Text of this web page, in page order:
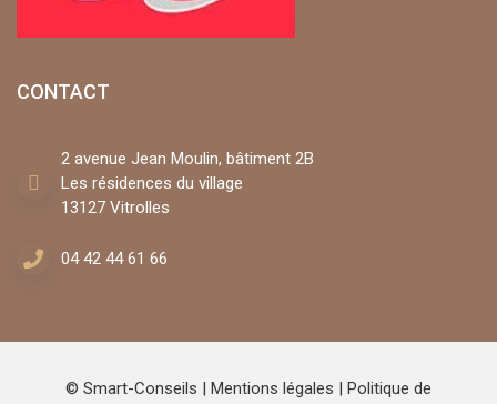
CONTACT
2 avenue Jean Moulin, bâtiment 2B
Les résidences du village
13127 Vitrolles
04 42 44 61 66
© Smart-Conseils | Mentions légales | Politique de